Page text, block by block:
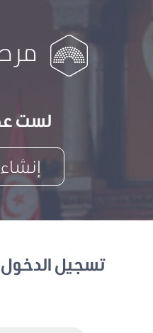
لست
إنشاء
تسجيل الدخول